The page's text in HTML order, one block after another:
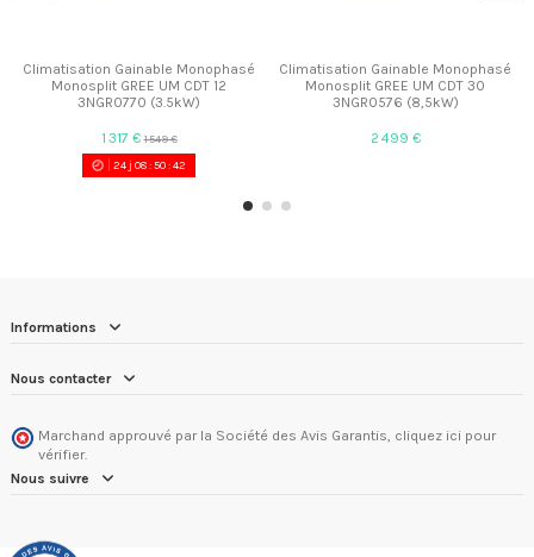
Climatisation Gainable Monophasé
Monosplit GREE UM CDT 12
3NGR0770 (3.5kW)
1 317 €1 549 €
24 j 08:50:41
Climatisation Gainable Monophasé
Monosplit GREE UM CDT 30
3NGR0576 (8,5kW)
2 499 €
Informations
Nous contacter
Marchand approuvé par la Société des Avis Garantis, cliquez ici pour
vérifier.
Nous suivre